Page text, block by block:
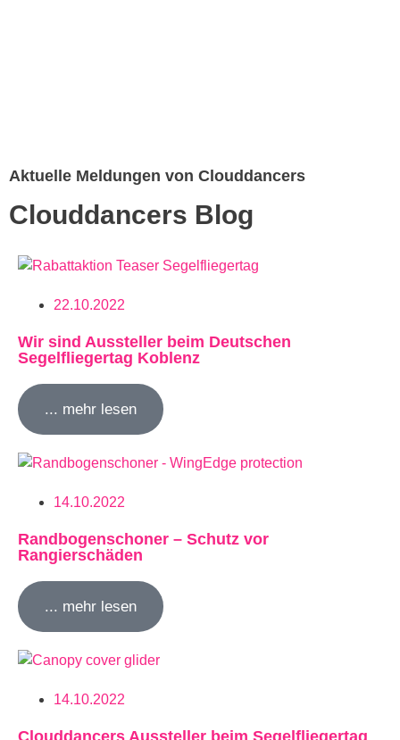
Aktuelle Meldungen von Clouddancers
Clouddancers Blog
22.10.2022
Wir sind Aussteller beim Deutschen
Segelfliegertag Koblenz
... mehr lesen
14.10.2022
Randbogenschoner – Schutz vor
Rangierschäden
... mehr lesen
14.10.2022
Clouddancers Aussteller beim Segelfliegertag